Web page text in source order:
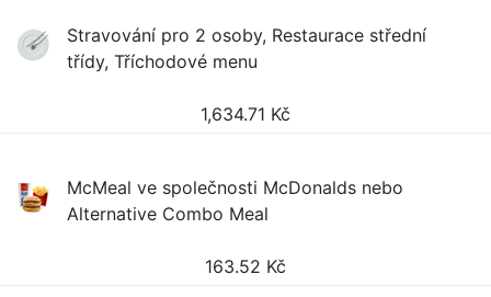
Stravování pro 2 osoby, Restaurace střední
třídy, Tříchodové menu
1,634.71 Kč
McMeal ve společnosti McDonalds nebo
Alternative Combo Meal
163.52 Kč